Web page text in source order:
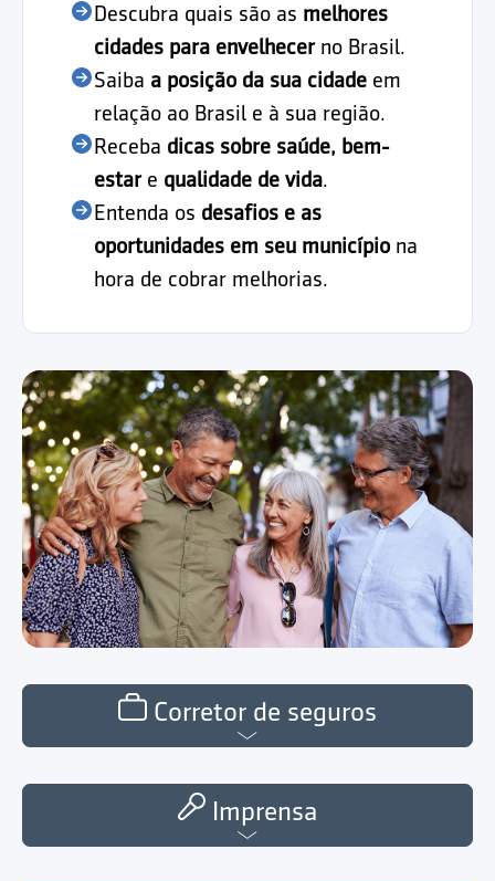
Corretor de seguros
Imprensa
Descubra quais são as melhores
cidades para envelhecerno Brasil.
Saiba a posição da sua cidade em
relação ao Brasil e à sua região.
Receba dicas sobre saúde, bem-
estare qualidade de vida.
Entenda os desafios e as
oportunidades em seu município na
hora de cobrar melhorias.